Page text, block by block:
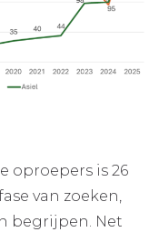
oproepers is 26
van zoeken,
begrijpen. Net